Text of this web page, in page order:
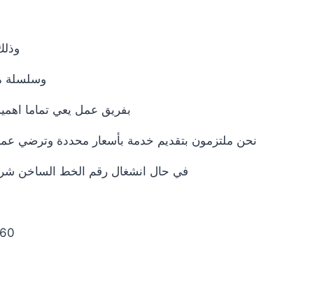
وسلسلة
بفريق عمل يعي تماما
نحن ملتزمون بتقديم خدمة بأسعار محددة وترضي
في حال انشغال رقم الخط الساخن